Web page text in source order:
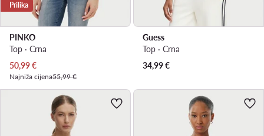
Prilika
PINKO
Top · Crna
Trenutna cijena
50,99€
Najniža cijena55,99 €
Guess
Top · Crna
34,99€